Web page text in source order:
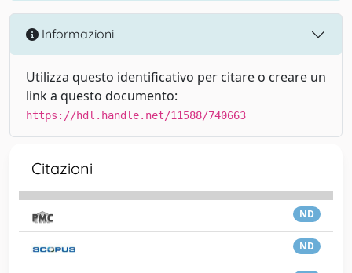
Informazioni
Utilizza questo identificativo per citare o creare un
link a questo documento:
https://hdl.handle.net/11588/740663
Citazioni
ND
ND